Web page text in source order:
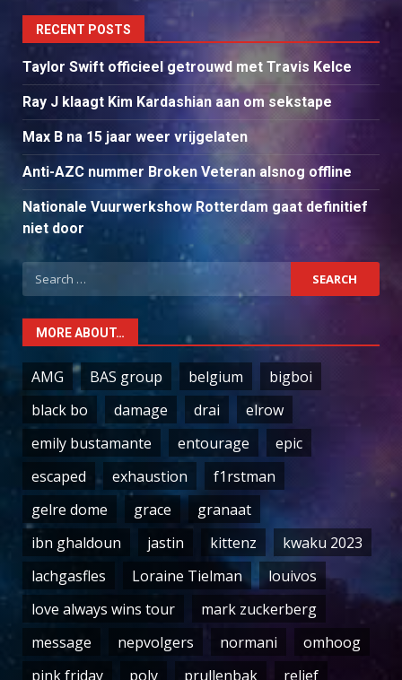
RECENT POSTS
Taylor Swift officieel getrouwd met Travis Kelce
Ray J klaagt Kim Kardashian aan om sekstape
Max B na 15 jaar weer vrijgelaten
Anti-AZC nummer Broken Veteran alsnog offline
Nationale Vuurwerkshow Rotterdam gaat definitief
niet door
Search
for:
MORE ABOUT…
AMG BAS group belgium
bigboi
black bo
damage drai
elrow
emily bustamante
entourage
epic
escaped
exhaustion
f1rstman
gelre dome
grace
granaat
ibn ghaldoun
jastin kittenz
kwaku 2023
lachgasfles
Loraine Tielman
louivos
love always wins tour
mark zuckerberg
message
nepvolgers normani
omhoog
pink friday
poly prullenbak relief